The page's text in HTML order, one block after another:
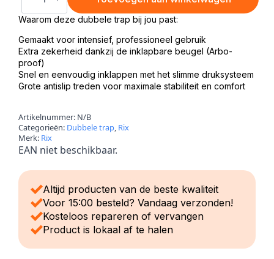
aantal
Waarom deze dubbele trap bij jou past:
Gemaakt voor intensief, professioneel gebruik
Extra zekerheid dankzij de inklapbare beugel (Arbo-
proof)
Snel en eenvoudig inklappen met het slimme druksysteem
Grote antislip treden voor maximale stabiliteit en comfort
Artikelnummer: N/B
Categorieën: Dubbele trap, Rix
Merk: Rix
EAN niet beschikbaar.
Altijd producten van de beste kwaliteit
Voor 15:00 besteld? Vandaag verzonden!
Kosteloos repareren of vervangen
Product is lokaal af te halen